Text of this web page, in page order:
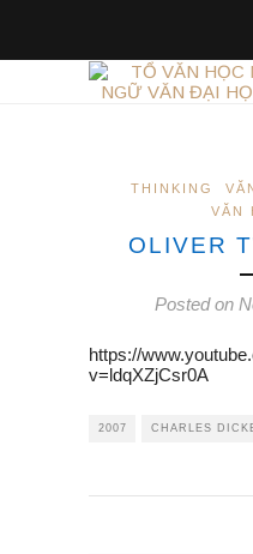
THINKING
VĂN
OLIVER
Posted on
https://
v=ldqXZjCsr0A
2007 CHARLES